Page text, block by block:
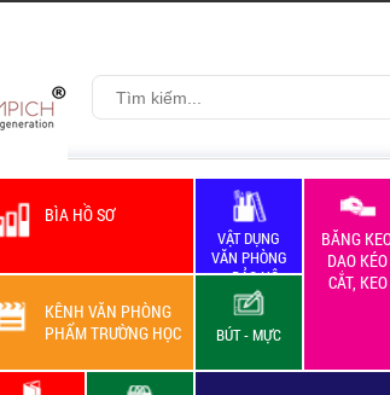
BÌA HỒ SƠ
VẬT DỤNG
VĂN PHÒNG
+ BẢO HỘ
LAO ĐỘNG
BĂNG
DAO KÉO
CẮT, KEO
KÊNH VĂN PHÒNG
PHẨM TRƯỜNG HỌC
BÚT - MỰC